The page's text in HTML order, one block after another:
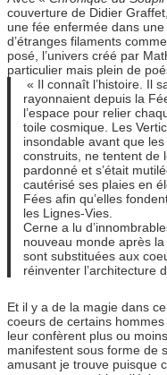
couverture de Didier
une fée enfermée dans
d’étranges filaments
posé, l’univers créé par
particulier mais plein de
« Il connaît l’histoire. Il
rayonnaient depuis la
l’espace pour relier
toile cosmique. Les
insondable avant que
construits, ne tentent de
pardonné et s’était
cautérisé ses plaies en
Fées afin qu’elles
les Lignes-Vies.
Cerne a lu
nouveau monde après
sont substituées aux
réinventer l’architecture
Et il y a de la magie dans
coeurs de certains hommes
leur confèrent plus ou
manifestent sous forme de
amusant je trouve puisque